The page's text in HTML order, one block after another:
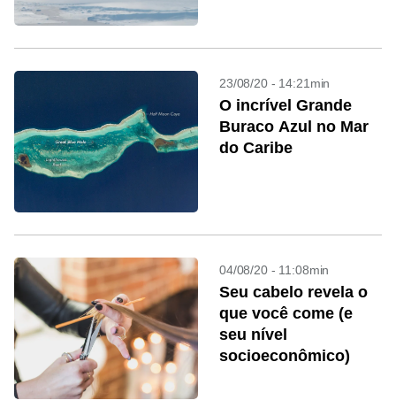
23/08/20 - 14:21min
O incrível Grande
Buraco Azul no Mar
do Caribe
04/08/20 - 11:08min
Seu cabelo revela o
que você come (e
seu nível
socioeconômico)